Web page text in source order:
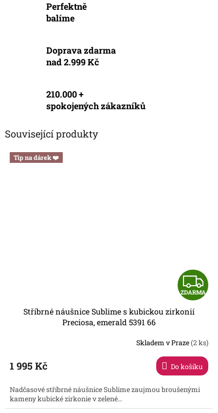
Perfektně
balíme
Doprava zdarma
nad 2.999 Kč
210.000 +
spokojených zákazníků
Související produkty
Tip na dárek ❤️
Z
D
R
ZDARMA
Stříbrné náušnice Sublime s kubickou zirkonií
Preciosa, emerald 5391 66
Skladem v Praze(2 ks)
1 995 Kč Do košíku
Nadčasové stříbrné náušnice Sublime zaujmou broušenými
kameny kubické zirkonie v zelené...